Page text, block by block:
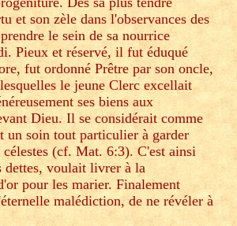
et son zèle dans l'observances des
le sein de sa nourrice
Pieux et réservé, il fut éduqué
fut ordonné Prêtre par son oncle,
le jeune Clerc excellait
ses biens aux
Dieu. Il se considérait comme
un soin tout particulier à garder
célestes (cf. Mat. 6:3). C'est ainsi
dettes, voulait livrer à la
pour les marier. Finalement
malédiction, de ne révéler à